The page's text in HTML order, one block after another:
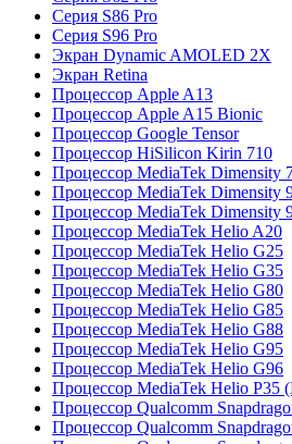
Серия S86 Pro
Серия S96 Pro
Экран Dynamic AMOLED 2X
Экран Retina
Процессор Apple A13
Процессор Apple A15 Bionic
Процессор Google Tensor
Процессор HiSilicon Kirin 710
Процессор MediaTek Dimensity
Процессор MediaTek Dimensity
Процессор MediaTek Dimensity
Процессор MediaTek Helio A20
Процессор MediaTek Helio G25
Процессор MediaTek Helio G35
Процессор MediaTek Helio G80
Процессор MediaTek Helio G85
Процессор MediaTek Helio G88
Процессор MediaTek Helio G95
Процессор MediaTek Helio G96
Процессор MediaTek Helio P35
Процессор Qualcomm
Процессор Qualcomm